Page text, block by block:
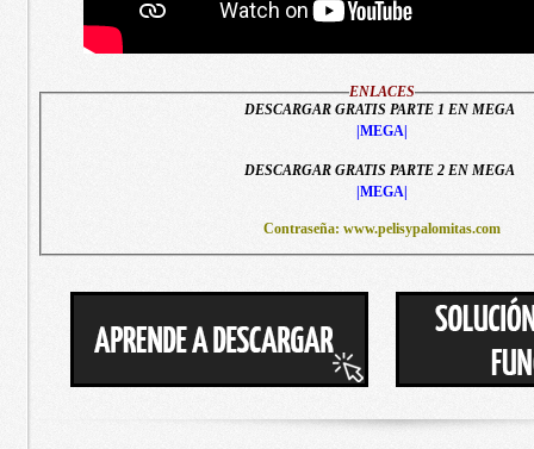
ENLACES
DESCARGAR GRATIS PARTE 1 EN MEGA
|MEGA|
DESCARGAR GRATIS PARTE 2 EN MEGA
|MEGA|
Contraseña: www.pelisypalomitas.com